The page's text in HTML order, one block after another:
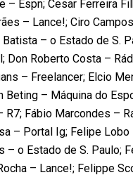
– Espn; Cesar Ferreira
– Lance!; Ciro
Batista – o Estado de S.
Don Roberto Costa –
– Freelancer; Elcio
Beting – Máquina do
R7; Fábio Marcondes –
– Portal Ig; Felipe Lobo
– o Estado de S. Paulo;
– Lance!; Felippe